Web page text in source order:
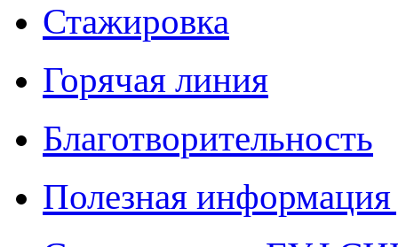
Стажировка
Горячая линия
Благотворительность
Полезная